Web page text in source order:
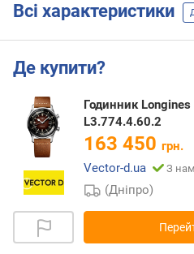
Всі характеристики
Де купити?
Годинник
L3.774.4.60.2
163 450 грн.
Vector-d.ua
З
(Дніпро)